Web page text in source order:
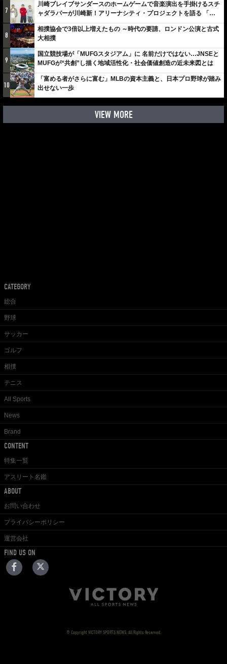
7
川崎ブレイブサンダースのホームゲームで音楽演出を手掛けるスチ
ャダラパーが川崎新！アリーナシティ・プロジェクトを語る 「楽
しみでしかないでしょ。川崎は、ずっと成長曲線だから」
8
相撲協会で3倍以上増えたもの ～時代の要請、ロンドン公演と古式
大相撲
9
国立競技場が「MUFGスタジアム」に 名前だけではない…JNSEと
MUFGが“共創”し描く地域活性化・社会価値創造の近未来図とは
10
「富める者がさらに富む」MLBの資本主義と、日本プロ野球が踏み
出せない一歩
VIEW MORE
CATEGORY
総合
野球
サッカー
ゴルフ
相撲
テニス
All Sports
News
Brand
CONTENT
特集一覧
アスリート名鑑
ABOUT
お問い合わせ
プライバシーポリシー
運営会社
FIND US ON
© Copyright VICTORY SPORTS NEWS. All Rights Reserved.